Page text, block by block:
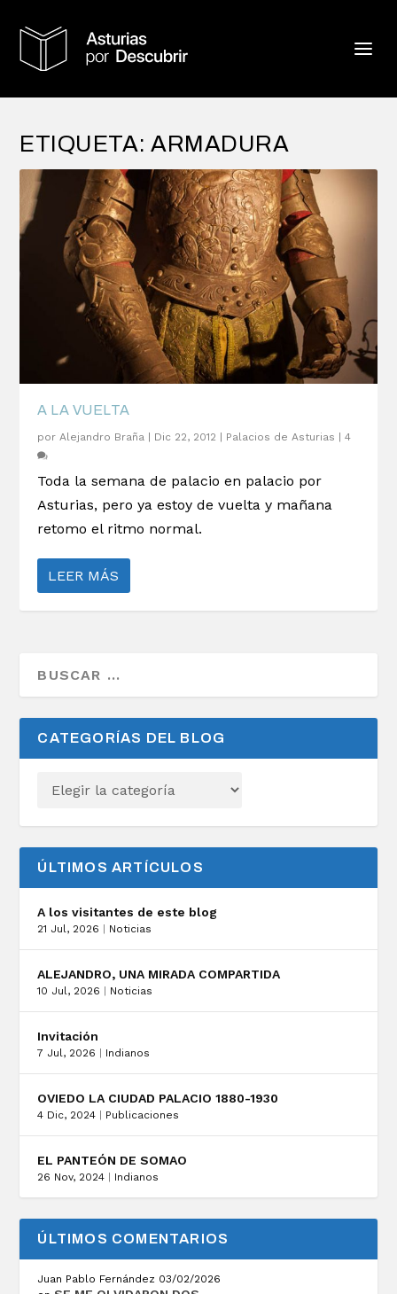
ETIQUETA:ARMADURA
A LA VUELTA
por Alejandro Braña | Dic 22, 2012 | Palacios de Asturias |4
Toda la semana de palacio en palacio por
Asturias, pero ya estoy de vuelta y mañana
retomo el ritmo normal.
LEER MÁS
CATEGORÍAS DEL BLOG
ÚLTIMOS ARTÍCULOS
A los visitantes de este blog
21 Jul, 2026 | Noticias
ALEJANDRO, UNA MIRADA COMPARTIDA
10 Jul, 2026 | Noticias
Invitación
7 Jul, 2026 | Indianos
OVIEDO LA CIUDAD PALACIO 1880-1930
4 Dic, 2024 | Publicaciones
EL PANTEÓN DE SOMAO
26 Nov, 2024 | Indianos
ÚLTIMOS COMENTARIOS
Juan Pablo Fernández 03/02/2026